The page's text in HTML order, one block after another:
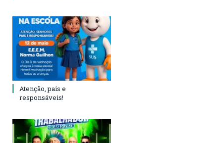
Atenção, pais e
responsáveis!